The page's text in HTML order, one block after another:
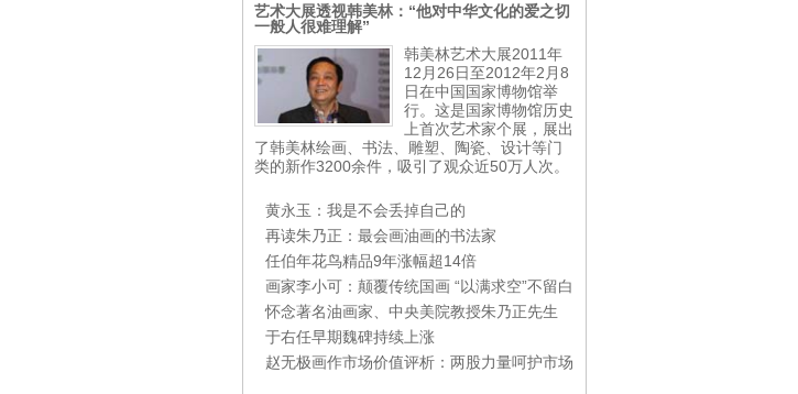
艺术大展透视韩美林：“他对中华文化的爱之切
一般人很难理解”
韩美林艺术大展2011年
12月26日至2012年2月8
日在中国国家博物馆举
行。这是国家博物馆历史
上首次艺术家个展，展出
了韩美林绘画、书法、雕塑、陶瓷、设计等门
类的新作3200余件，吸引了观众近50万人次。
黄永玉：我是不会丢掉自己的
再读朱乃正：最会画油画的书法家
任伯年花鸟精品9年涨幅超14倍
画家李小可：颠覆传统国画 “以满求空”不留白
怀念著名油画家、中央美院教授朱乃正先生
于右任早期魏碑持续上涨
赵无极画作市场价值评析：两股力量呵护市场